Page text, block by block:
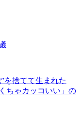
を捨てて生まれた
ちゃカッコいい」の